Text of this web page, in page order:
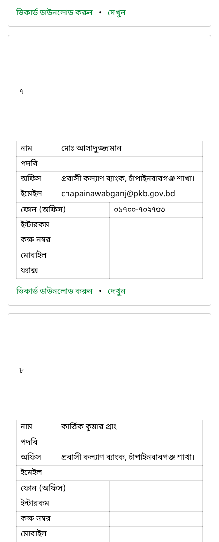
ভিকার্ড ডাউনলোড করুন • দেখুন
৭
নাম
মোঃ আসাদুজ্জামান
পদবি
অফিস
প্রবাসী কল্যাণ ব্যাংক, চাঁপাইনবাবগঞ্জ শাখা।
ইমেইল
chapainawabganj@pkb.gov.bd
ফোন (অফিস)
০১৭০০-৭০২৭৩৩
ইন্টারকম
কক্ষ নম্বর
মোবাইল
ফ্যাক্স
ভিকার্ড ডাউনলোড করুন • দেখুন
৮
নাম
কার্ত্তিক কুমার প্রাং
পদবি
অফিস
প্রবাসী কল্যাণ ব্যাংক, চাঁপাইনবাবগঞ্জ শাখা।
ইমেইল
ফোন (অফিস)
ইন্টারকম
কক্ষ নম্বর
মোবাইল